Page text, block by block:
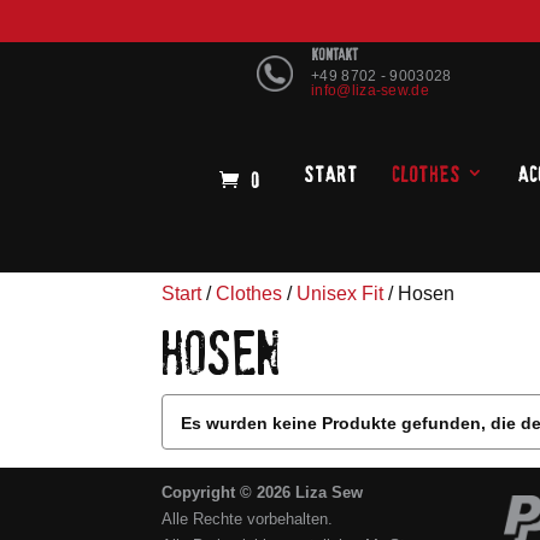
KONTAKT
+49 8702 - 9003028
info@liza-sew.de
0 Start Clothes
Start/Clothes / Unisex Fit/ Hosen
HOSEN
Es wurden keine Produkte gefunden, die
Copyright © 2026 Liza Sew
Alle Rechte vorbehalten.